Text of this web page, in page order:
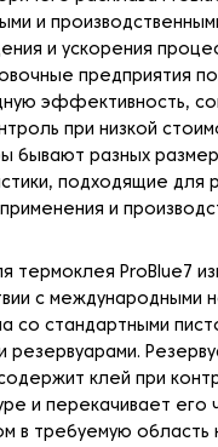
и
и ускорения
предприятия
эффективность,
при низкой
бывают разных
подходящие для
и
термоклея ProBlue7
с международными
со стандартными
резервуарами.
клей при
и перекачивает его
в требуемую область